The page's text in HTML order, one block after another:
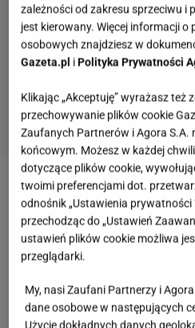
Zobacz wideoNigdy nie
sukienki? Wystarczy
Sukienka maskująca brzuch
Kształt litery A to
zależności od zakresu sprzeciwu i
jest kierowany. Więcej informacji
osobowych znajdziesz w
Gazeta.pl iPolityka Prywatności
Klikając „Akceptuję” wyrażasz też
przechowywanie plików cookie
Zaufanych Partnerów i Agora S.A.
końcowym. Możesz w każdej
dotyczące plików cookie,
twoimi preferencjami dot.
odnośnik „Ustawienia prywatności
przechodząc do „Ustawień
ustawień plików cookie możliwa
przeglądarki.
My, nasi Zaufani Partnerzy i
dane osobowe w następujących
Użycie dokładnych danych